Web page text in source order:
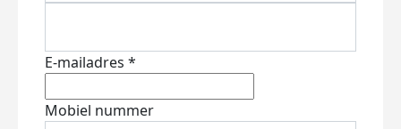
E-mailadres *
Mobiel nummer